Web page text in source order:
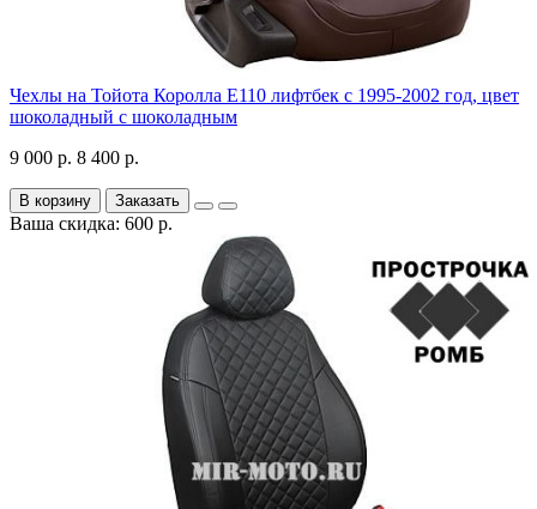
Чехлы на Тойота Королла Е110 лифтбек с 1995-2002 год, цвет
шоколадный с шоколадным
9 000 р. 8 400 р.
В корзину Заказать
Ваша скидка: 600 р.